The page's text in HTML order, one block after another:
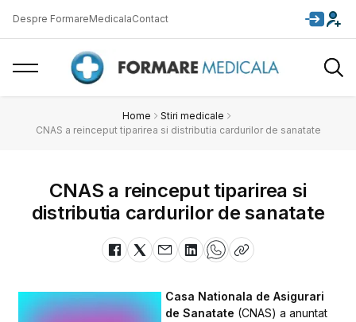
Despre FormareMedicalaContact
Home
Stiri medicale
CNAS a reinceput tiparirea si distributia cardurilor de sanatate
CNAS a reinceput tiparirea si
distributia cardurilor de sanatate
Casa Nationala de Asigurari
de Sanatate (CNAS) a anuntat